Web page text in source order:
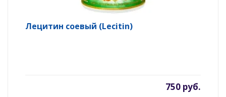
Лецитин соевый (Lecitin)
750 руб.